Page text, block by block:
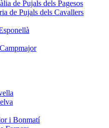
de Pujals dels Pagesos
de Pujals dels Cavallers
i Bonmatí